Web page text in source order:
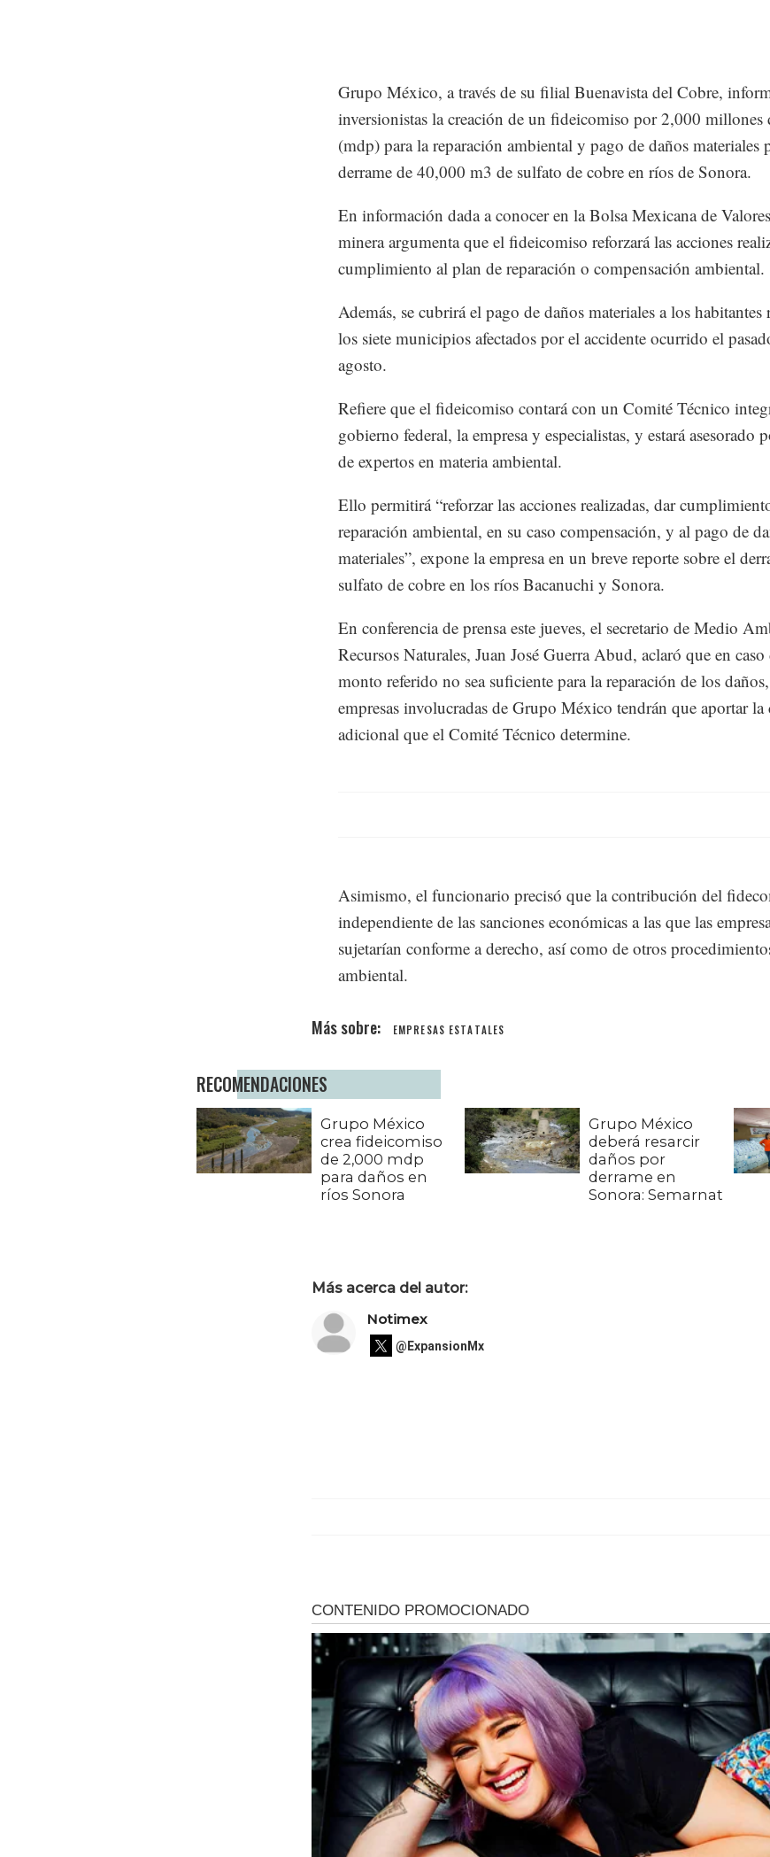
Grupo México, a través de su filial Buenavista del Cobre,
inversionistas la creación de un fideicomiso por 2,000 millones
(mdp) para la reparación ambiental y pago de daños materiales
derrame de 40,000 m3 de sulfato de cobre en ríos de Sonora.
En información dada a conocer en la Bolsa Mexicana de
minera argumenta que el fideicomiso reforzará las acciones
cumplimiento al plan de reparación o compensación ambiental.
Además, se cubrirá el pago de daños materiales a los habitantes
los siete municipios afectados por el accidente ocurrido el
agosto.
Refiere que el fideicomiso contará con un Comité Técnico
gobierno federal, la empresa y especialistas, y estará asesorado
de expertos en materia ambiental.
Ello permitirá “reforzar las acciones realizadas, dar
reparación ambiental, en su caso compensación, y al pago de
materiales”, expone la empresa en un breve reporte sobre el
sulfato de cobre en los ríos Bacanuchi y Sonora.
En conferencia de prensa este jueves, el secretario de Medio
Recursos Naturales, Juan José Guerra Abud, aclaró que en
monto referido no sea suficiente para la reparación de los
empresas involucradas de Grupo México tendrán que aportar la
adicional que el Comité Técnico determine.
Asimismo, el funcionario precisó que la contribución del
independiente de las sanciones económicas a las que las
sujetarían conforme a derecho, así como de otros
ambiental.
EMPRESAS ESTATALES
RECOMENDACIONES
Grupo México
crea fideicomiso
de 2,000 mdp
para daños en
ríos Sonora
Grupo México
deberá resarcir
daños por
derrame en
Sonora: Semarnat
Más acerca del autor:
Notimex
@ExpansionMx